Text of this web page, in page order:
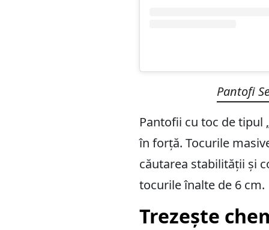
Pantofi
Pantofii cu toc de tipul
în forță. Tocurile
căutarea stabilității și
tocurile înalte de 6 cm.
Trezește